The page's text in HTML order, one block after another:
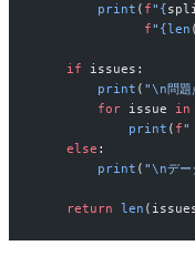
        print
( f" {
              f
" {len
    if
issues:
        print
( "\n問
        for
issue in
            print
( f"
    else
:
        print
( "\nデー
    return
len